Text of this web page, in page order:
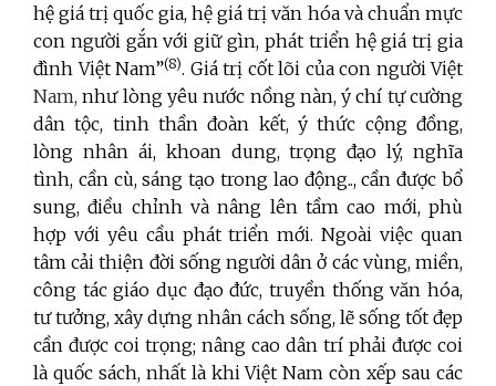
hệ giá trị quốc gia, hệ giá trị văn hóa và chuẩn mực
con người gắn với giữ gìn, phát triển hệ giá trị gia
đình Việt Nam”(8). Giá trị cốt lõi của con người Việt
Nam,như lòng yêu nước nồng nàn, ý chí tự cường
dân tộc, tinh thần đoàn kết, ý thức cộng đồng,
lòng nhân ái, khoan dung, trọng đạo lý, nghĩa
tình, cần cù, sáng tạo trong lao động.., cần được bổ
sung, điều chỉnh và nâng lên tầm cao mới, phù
hợp với yêu cầu phát triển mới. Ngoài việc quan
tâm cải thiện đời sống người dân ở các vùng, miền,
công tác giáo dục đạo đức, truyền thống văn hóa,
tư tưởng, xây dựng nhân cách sống, lẽ sống tốt đẹp
cần được coi trọng; nâng cao dân trí phải được coi
là quốc sách, nhất là khi Việt Nam còn xếp sau các